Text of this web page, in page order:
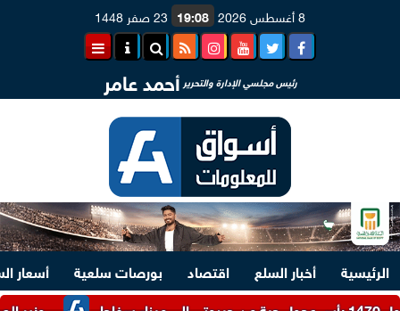
8 أغسطس 2026 19:08 23 صفر 1448
رئيس مجلسي الإدارة والتحرير أحمد عامر
الرئيسية أخبار السلع اقتصاد بورصات سلعية
أسعار